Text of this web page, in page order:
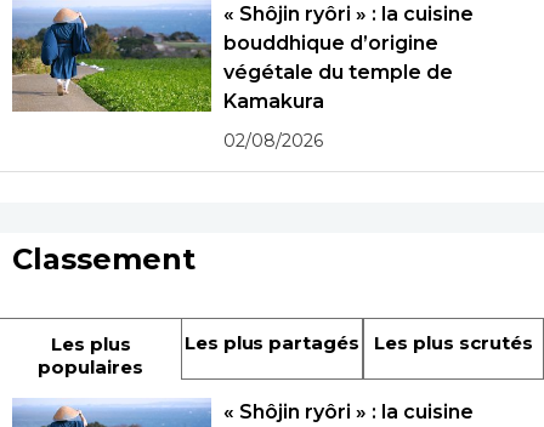
« Shôjin ryôri » : la cuisine
bouddhique d’origine
végétale du temple de
Kamakura
02/08/2026
Classement
Les plus
populaires
Les plus partagés Les plus scrutés
« Shôjin ryôri » : la cuisine